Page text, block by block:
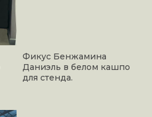
Фикус Бенжамина
Даниэль в белом кашпо
для стенда.